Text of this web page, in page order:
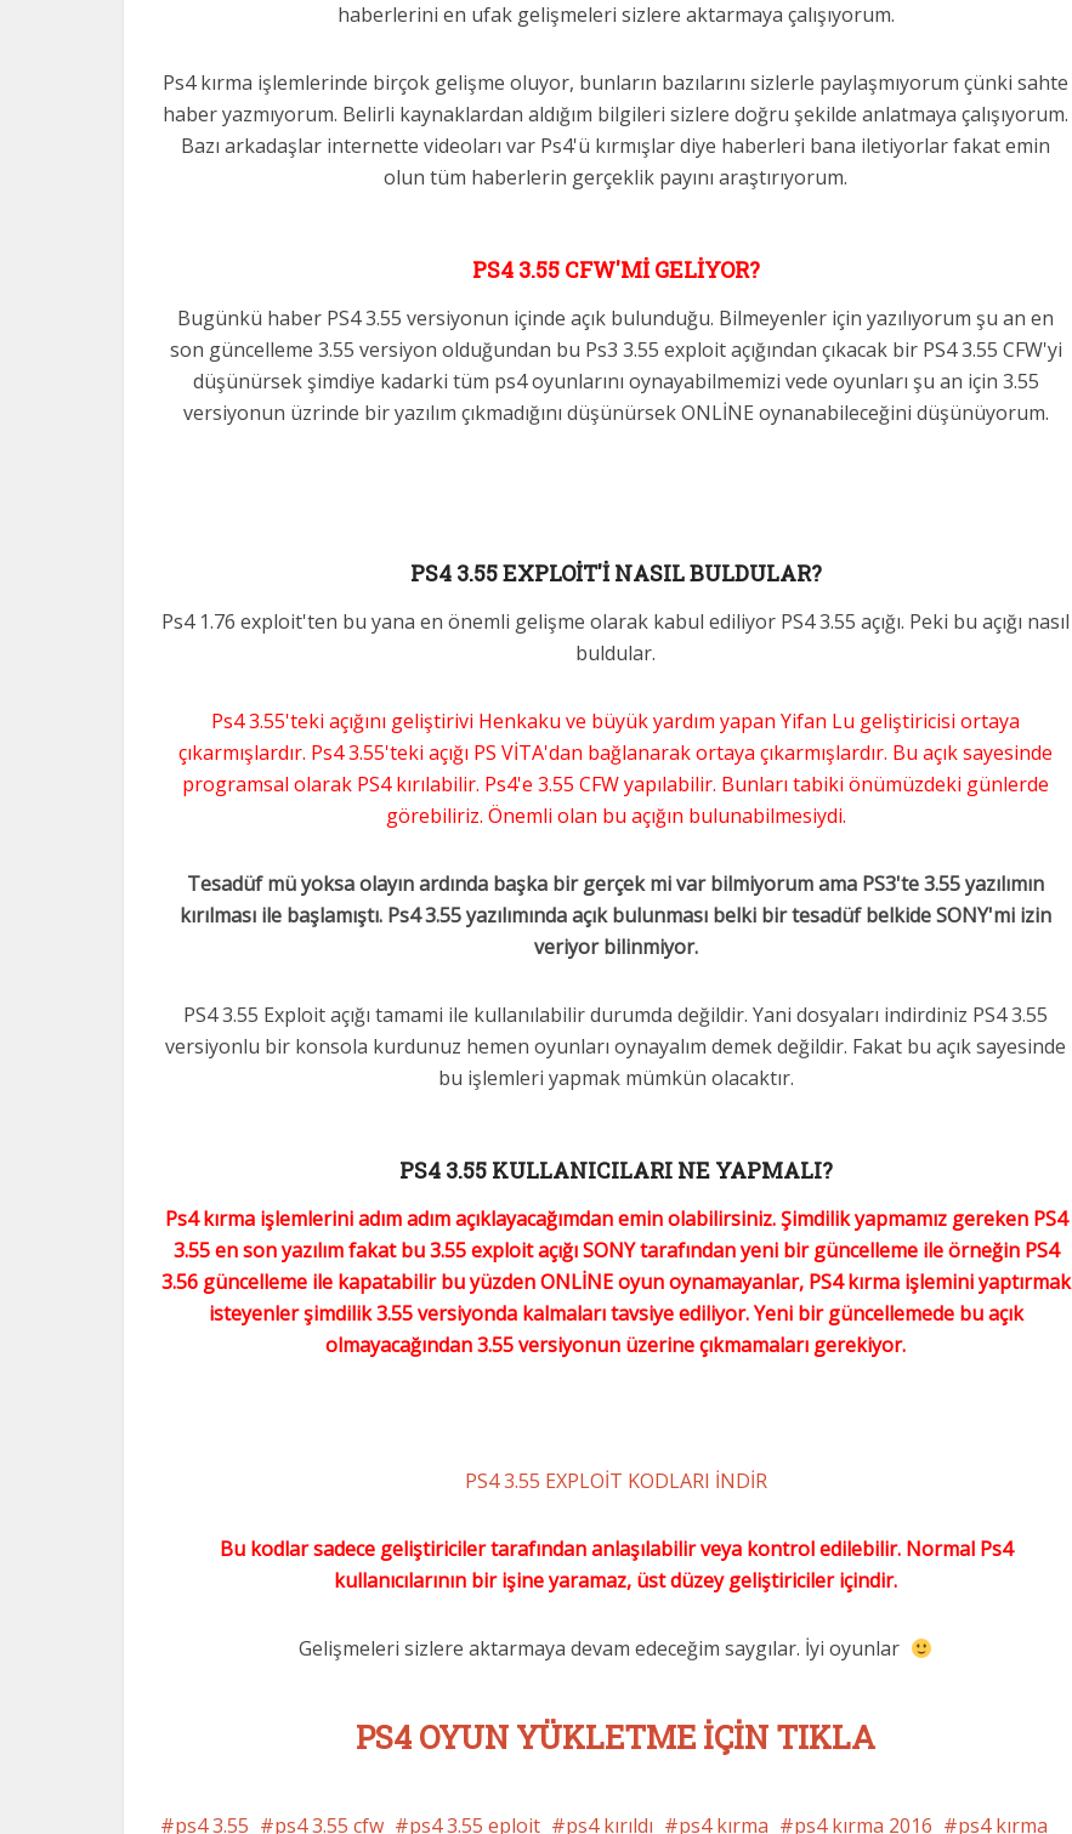
haberlerini en ufak gelişmeleri sizlere aktarmaya çalışıyorum.
Ps4 kırma işlemlerinde birçok gelişme oluyor, bunların bazılarını sizlerle paylaşmıyorum çünki sahte
haber yazmıyorum. Belirli kaynaklardan aldığım bilgileri sizlere doğru şekilde anlatmaya çalışıyorum.
Bazı arkadaşlar internette videoları var Ps4'ü kırmışlar diye haberleri bana iletiyorlar fakat emin
olun tüm haberlerin gerçeklik payını araştırıyorum.
PS4 3.55 CFW'Mİ GELİYOR?
Bugünkü haber PS4 3.55 versiyonun içinde açık bulunduğu. Bilmeyenler için yazılıyorum şu an en
son güncelleme 3.55 versiyon olduğundan bu Ps3 3.55 exploit açığından çıkacak bir PS4 3.55 CFW'yi
düşünürsek şimdiye kadarki tüm ps4 oyunlarını oynayabilmemizi vede oyunları şu an için 3.55
versiyonun üzrinde bir yazılım çıkmadığını düşünürsek ONLİNE oynanabileceğini düşünüyorum.
PS4 3.55 EXPLOİT'İ NASIL BULDULAR?
Ps4 1.76 exploit'ten bu yana en önemli gelişme olarak kabul ediliyor PS4 3.55 açığı. Peki bu açığı nasıl
buldular.
Ps4 3.55'teki açığını geliştirivi Henkaku ve büyük yardım yapan Yifan Lu geliştiricisi ortaya
çıkarmışlardır. Ps4 3.55'teki açığı PS VİTA'dan bağlanarak ortaya çıkarmışlardır. Bu açık sayesinde
programsal olarak PS4 kırılabilir. Ps4'e 3.55 CFW yapılabilir. Bunları tabiki önümüzdeki günlerde
görebiliriz. Önemli olan bu açığın bulunabilmesiydi.
Tesadüf mü yoksa olayın ardında başka bir gerçek mi var bilmiyorum ama PS3'te 3.55 yazılımın
kırılması ile başlamıştı. Ps4 3.55 yazılımında açık bulunması belki bir tesadüf belkide SONY'mi izin
veriyor bilinmiyor.
PS4 3.55 Exploit açığı tamami ile kullanılabilir durumda değildir. Yani dosyaları indirdiniz PS4 3.55
versiyonlu bir konsola kurdunuz hemen oyunları oynayalım demek değildir. Fakat bu açık sayesinde
bu işlemleri yapmak mümkün olacaktır.
PS4 3.55 KULLANICILARI NE YAPMALI?
Ps4 kırma işlemlerini adım adım açıklayacağımdan emin olabilirsiniz. Şimdilik yapmamız gereken PS4
3.55 en son yazılım fakat bu 3.55 exploit açığı SONY tarafından yeni bir güncelleme ile örneğin PS4
3.56 güncelleme ile kapatabilir bu yüzden ONLİNE oyun oynamayanlar, PS4 kırma işlemini yaptırmak
isteyenler şimdilik 3.55 versiyonda kalmaları tavsiye ediliyor. Yeni bir güncellemede bu açık
olmayacağından 3.55 versiyonun üzerine çıkmamaları gerekiyor.
PS4 3.55 EXPLOİT KODLARI İNDİR
Bu kodlar sadece geliştiriciler tarafından anlaşılabilir veya kontrol edilebilir. Normal Ps4
kullanıcılarının bir işine yaramaz, üst düzey geliştiriciler içindir.
Gelişmeleri sizlere aktarmaya devam edeceğim saygılar. İyi oyunlar
PS4 OYUN YÜKLETME İÇİN TIKLA
ps4 3.55 ps4 3.55 cfw ps4 3.55 eploit ps4 kırıldı ps4 kırma ps4 kırma 2016 ps4 kırma